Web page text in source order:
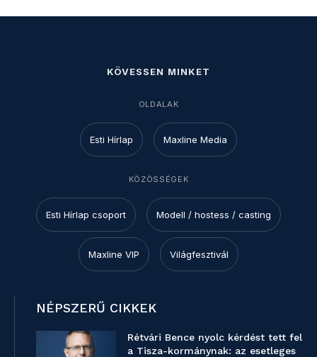
KÖVESSEN MINKET
OLDALAK
Esti Hírlap Maxline Media
KÖZÖSSÉGEK
Esti Hírlap csoport Modell / hostess / casting
Maxline VIP Világfesztivál
NÉPSZERŰ CIKKEK
Rétvári Bence nyolc kérdést tett fel
a Tisza-kormánynak: az esetleges